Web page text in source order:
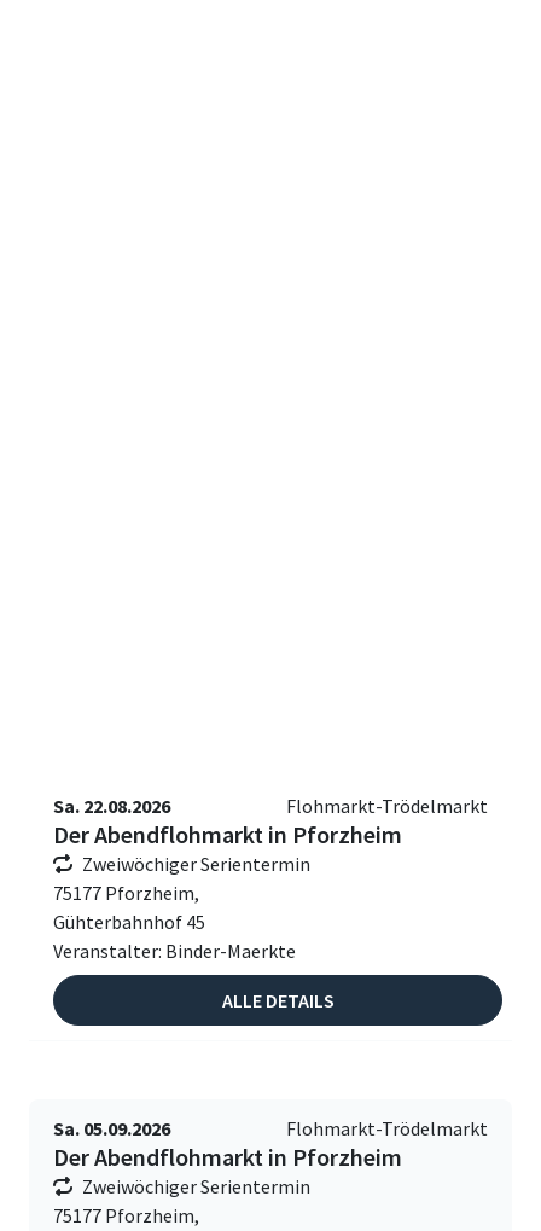
Sa. 22.08.2026 Flohmarkt-Trödelmarkt
Der Abendflohmarkt in Pforzheim
Zweiwöchiger Serientermin
75177 Pforzheim,
Gühterbahnhof 45
Veranstalter: Binder-Maerkte
ALLE DETAILS
Sa. 05.09.2026 Flohmarkt-Trödelmarkt
Der Abendflohmarkt in Pforzheim
Zweiwöchiger Serientermin
75177 Pforzheim,